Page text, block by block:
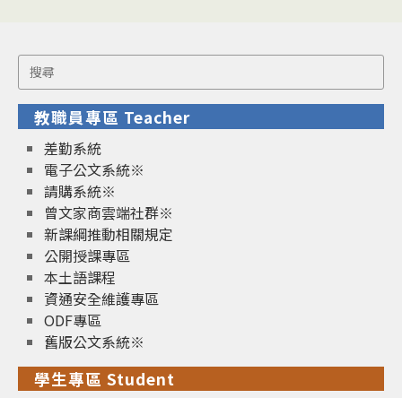
Search
for:
教職員專區 Teacher
差勤系統
電子公文系統※
請購系統※
曾文家商雲端社群※
新課綱推動相關規定
公開授課專區
本土語課程
資通安全維護專區
ODF專區
舊版公文系統※
學生專區 Student